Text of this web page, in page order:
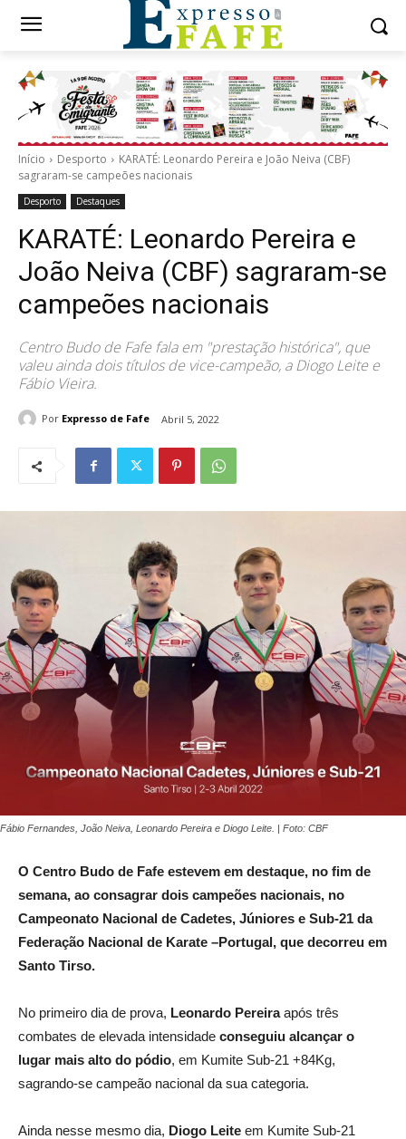
Início Desporto
KARATÉ: Leonardo Pereira e João Neiva (CBF)
sagraram-se campeões nacionais
Desporto Destaques
KARATÉ: Leonardo Pereira e
João Neiva (CBF) sagraram-se
campeões nacionais
Centro Budo de Fafe fala em "prestação histórica", que
valeu ainda dois títulos de vice-campeão, a Diogo Leite e
Fábio Vieira.
Por Expresso de Fafe Abril 5, 2022
Fábio Fernandes, João Neiva, Leonardo Pereira e Diogo Leite. | Foto: CBF
O Centro Budo de Fafe estevem em destaque, no fim de
semana, ao consagrar dois campeões nacionais, no
Campeonato Nacional de Cadetes, Júniores e Sub-21 da
Federação Nacional de Karate –Portugal, que decorreu em
Santo Tirso.
No primeiro dia de prova, Leonardo Pereiraapós três
combates de elevada intensidade conseguiu alcançar o
lugar mais alto do pódio, em Kumite Sub-21 +84Kg,
sagrando-se campeão nacional da sua categoria.
Ainda nesse mesmo dia, Diogo Leite em Kumite Sub-21